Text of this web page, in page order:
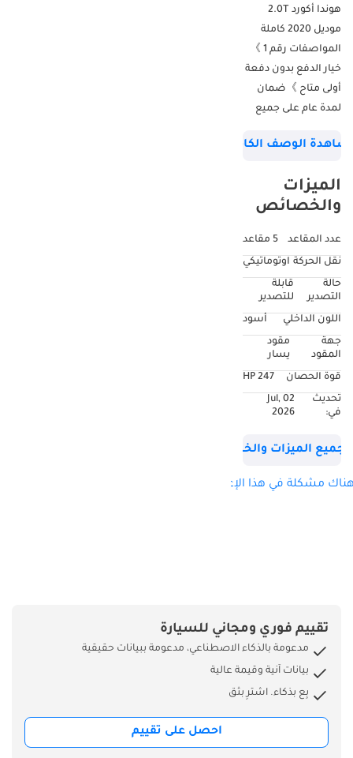
هوندا أكورد 2.0T
موديل 2020 كاملة
المواصفات رقم 1 》
خيار الدفع بدون دفعة
أولى متاح 》ضمان
لمدة عام على جميع
ضمان على المحرك
والشاسيه 》حالة
ممتازة 100% (كأنها
سقف * مقاعد
كهربائية * رادار *
النقطة العمياء على
الجانب الأيمن *
شاشة عرض رأسية *
نظام Apple CarPlay *
عجلات ألمنيوم * طقم
زر تشغيل * نظام
تثبيت الفرامل التلقائي
* مصابيح ضباب *
مصابيح أمامية ذكية *
محرك توربو سعة 2.0
لتر سريع واقتصادي *
وضعيات القيادة
الوصف الكامل
الميزات
والخصائص
عدد المقاعد
5 مقاعد
نقل الحركة اوتوماتيكي
حالة
التصدير
قابلة
للتصدير
اللون الداخلي
أسود
جهة
المقود
مقود
يسار
قوة الحصان
247 HP
تحديث
في:
02 Jul,
2026
جميع الميزات والخصائص
مشكلة في هذا الإعلان؟
تقييم فوري ومجاني للسيارة
مدعومة بالذكاء الاصطناعي، مدعومة ببيانات حقيقية
بيانات آنية وقيمة عالية
بِع بذكاء. اشترِ بثق
احصل على تقييم